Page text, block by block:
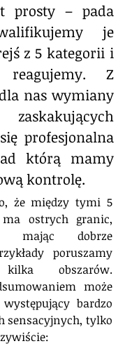
prosty – pada
je
z 5 kategorii i
reagujemy. Z
nas wymiany
profesjonalna
którą mamy
kontrolę.
że między tymi 5
ostrych granic,
mając dobrze
poruszamy
kilka obszarów.
może
bardzo
sensacyjnych, tylko